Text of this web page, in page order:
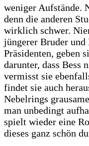
weniger Aufstände.
denn die anderen
wirklich schwer.
jüngerer Bruder und
Präsidenten, geben
darunter, dass Bess
vermisst sie
findet sie auch
Nebelrings
man unbedingt
spielt wieder eine
dieses ganz schön